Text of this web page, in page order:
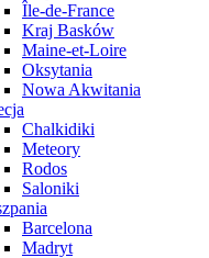
Île-de-France
Kraj Basków
Maine-et-Loire
Oksytania
Nowa Akwitania
Chalkidiki
Meteory
Rodos
Saloniki
Barcelona
Madryt